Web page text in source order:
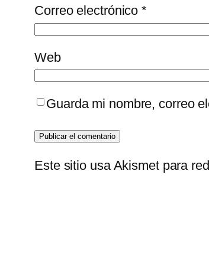
Correo electrónico*
Web
Guarda mi nombre, correo
Este sitio usa Akismet para